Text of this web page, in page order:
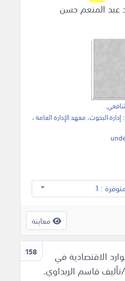
عبد المنعم حسن
.
:إدارة البحوث، معهد الإدارة العامة،
: 1
معاينة
158
الاقتصادية في
قاسم الربداوي.